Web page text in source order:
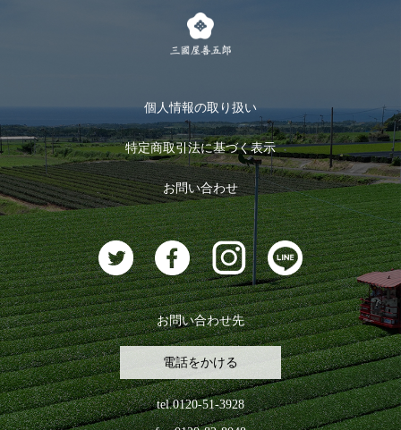
お茶のギフト
おすすめのお茶
お茶に合うスイーツ
ログイン
ログアウト
個人情報の取り扱い
特定商取引法に基づく表示
お問い合わせ
お問い合わせ先
電話をかける
tel.0120-51-3928